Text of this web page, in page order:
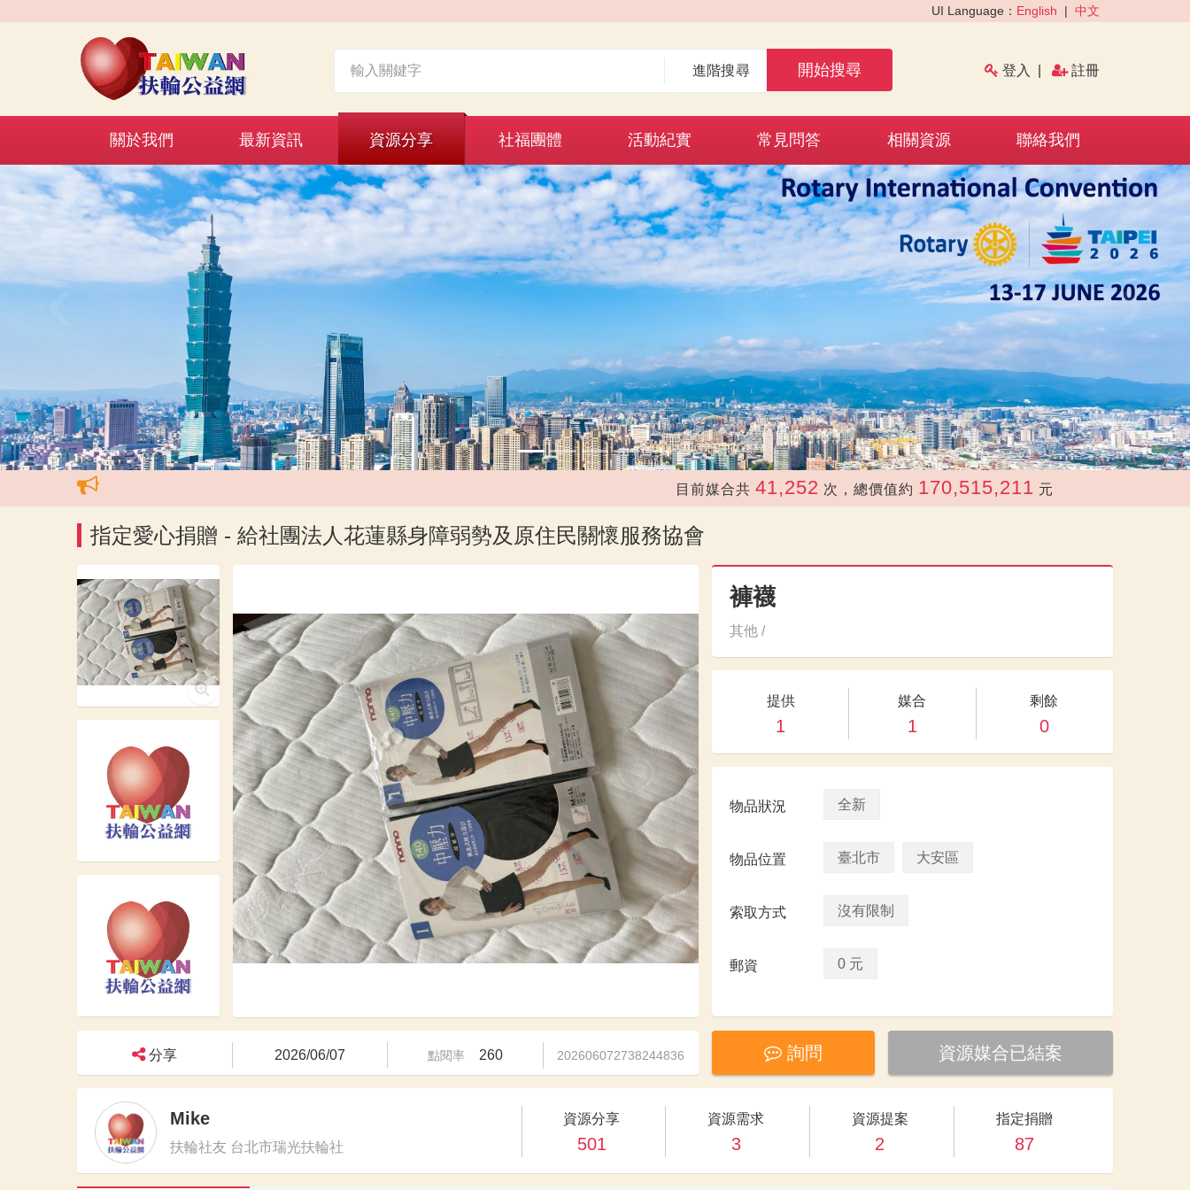
UI Language： English | 中文
進階搜尋 開始搜尋 登入 註冊
關於我們 最新資訊 資源分享 社福團體 活動紀實 常見問答 相關資源 聯絡我們
‹ ›
目前媒合共 41,252 次，總價值約 170,515,211 元
指定愛心捐贈 - 給社團法人花蓮縣身障弱勢及原住民關懷服務協會
褲襪
其他 /
提供
1
媒合
1
剩餘
0
物品狀況 全新
物品位置 臺北市 大安區
索取方式 沒有限制
郵資 0 元
分享 2026/06/07 點閱率 260 202606072738244836 詢問 資源媒合已結案
Mike
扶輪社友 台北市瑞光扶輪社
資源分享
501
資源需求
3
資源提案
2
指定捐贈
87